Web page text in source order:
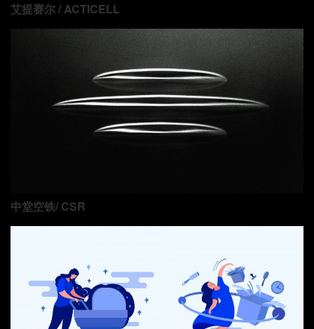
艾提赛尔 / ACTICELL
中堂空铁/ CSR